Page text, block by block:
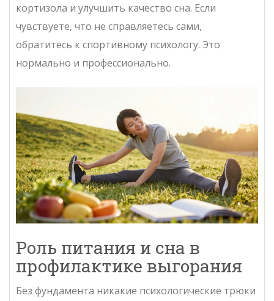
кортизола и улучшить качество сна. Если
чувствуете, что не справляетесь сами,
обратитесь к спортивному психологу. Это
нормально и профессионально.
Роль питания и сна в
профилактике выгорания
Без фундамента никакие психологические трюки